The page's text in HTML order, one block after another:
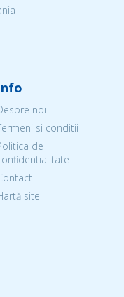
noi
si conditii
de
site